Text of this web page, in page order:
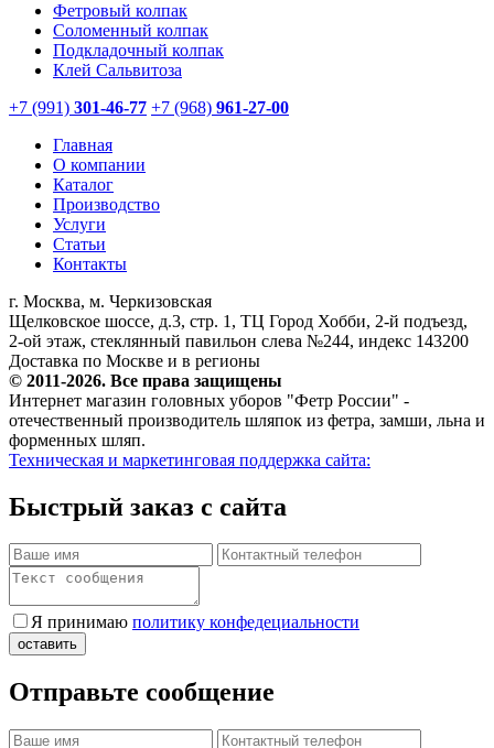
Фетровый колпак
Соломенный колпак
Подкладочный колпак
Клей Сальвитоза
+7 (991) 301-46-77 +7 (968) 961-27-00
Главная
О компании
Каталог
Производство
Услуги
Статьи
Контакты
г. Москва, м. Черкизовская
Щелковское шоссе, д.3, стр. 1, ТЦ Город Хобби, 2-й подъезд,
2-ой этаж, стеклянный павильон слева №244, индекс 143200
Доставка по Москве и в регионы
© 2011-2026. Все права защищены
Интернет магазин головных уборов "Фетр России" -
отечественный производитель шляпок из фетра, замши, льна и
форменных шляп.
Техническая и маркетинговая поддержка сайта:
Быстрый заказ с сайта
Я принимаю политику конфедециальности
Отправьте сообщение